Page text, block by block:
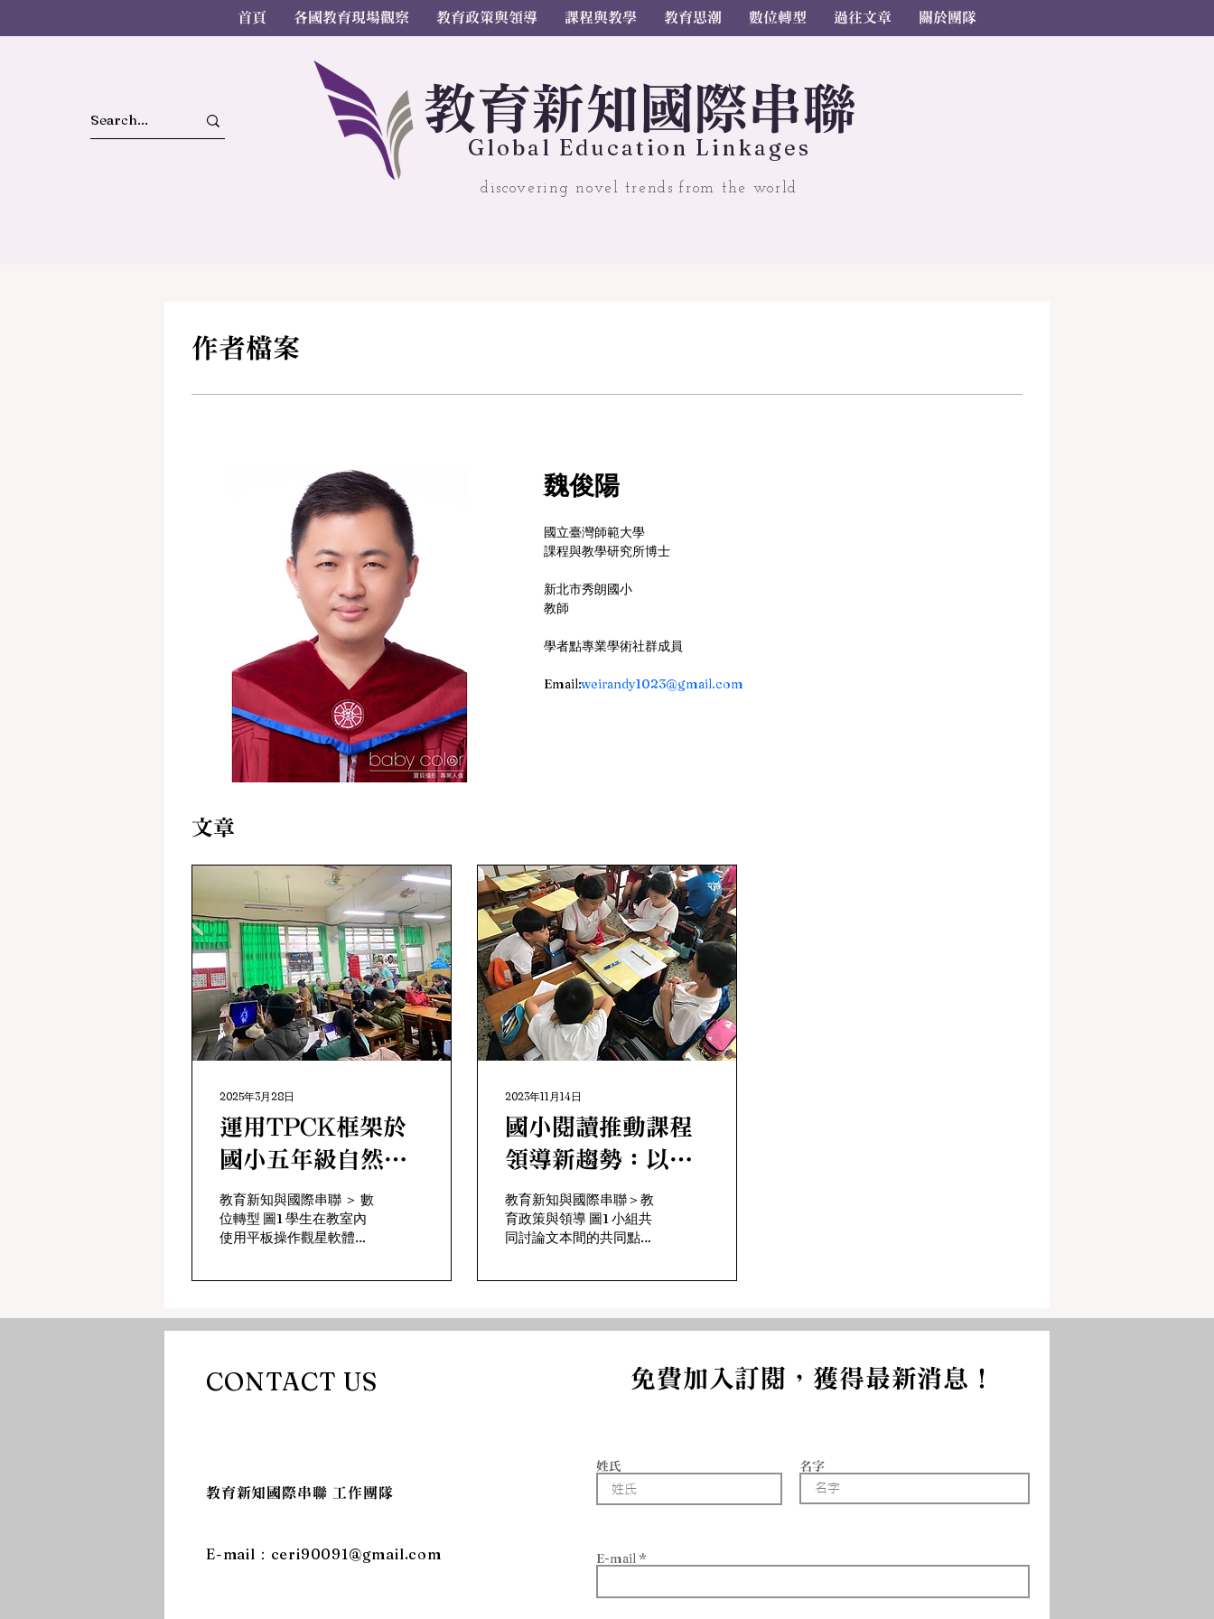
首頁 各國教育現場觀察 教育政策與領導 課程與教學 教育思潮 數位轉型 過往文章 關於團隊
教育新知國 際串聯
Global Education Linkages
discovering novel trends from the world
作者檔案
魏俊陽
國立臺灣師範大學
課程與教學研究所博士
新北市秀朗國小
教師
學者點專業學術社群成員
Email:weirandy1023@gmail.com
文章
2025年3月28日
運用TPCK框架於
國小五年級自然科
〈星星的世界〉單
元之平板教學應用
教育新知與國際串聯 ＞ 數
位轉型 圖1 學生在教室內
使用平板操作觀星軟體體
速發展，數位工具已經成
一，尤其是在學習過程中
扮演著重要的角...
2023年11月14日
國小閱讀推動課程
領導新趨勢：以多
文本為例
教育新知與國際串聯＞教
育政策與領導 圖1 小組共
同討論文本間的共同點，
東市中正國小林用正老師
的門戶，是學習的基石。
在教育界，閱讀教育一直
CONTACT US 免費加入訂閱，獲得最新消息！
​教育新知國際串聯 工作團隊
​E-mail： ceri90091@gmail.com
姓氏 名字
E-mail